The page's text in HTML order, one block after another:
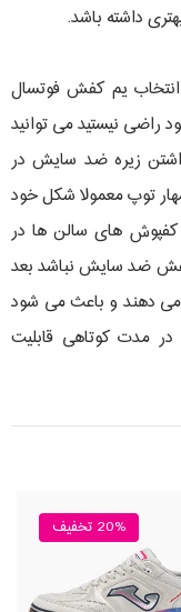
داشته باشد.
یم کفش فوتسال
راضی نیستید می توانید
زیره ضد سایش در
توپ معمولا شکل خود
های سالن ها در
کفش ضد سایش نباشد بعد
دهند و باعث می شود
مدت کوتاهی قابلیت
20% تخفیف